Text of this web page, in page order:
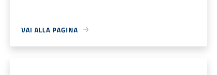
VAI ALLA PAGINA